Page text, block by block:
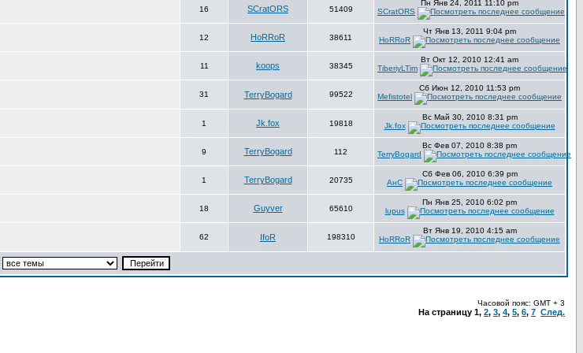
16 SCratORS 51409
Пн Янв 24, 2011 11:10 pm
SCratORS
12 HoRRoR 38611
Чт Янв 13, 2011 9:04 pm
HoRRoR
11 koops 38345
Вт Окт 12, 2010 12:41 am
TiberiyLTim
31 TerryBogard 99522
Сб Июн 12, 2010 11:53 pm
Mefistotel
1 Jk.fox 19818
Вс Май 30, 2010 8:31 pm
Jk.fox
9 TerryBogard 112
Вс Фев 07, 2010 8:38 pm
TerryBogard
1 TerryBogard 20735
Сб Фев 06, 2010 6:39 pm
АнС
18 Guyver 65610
Пн Янв 25, 2010 6:02 pm
lupus
62 IfoR 198310
Вт Янв 19, 2010 4:15 am
HoRRoR
Часовой пояс: GMT + 3
На страницу 1, 2, 3, 4, 5, 6, 7 След.